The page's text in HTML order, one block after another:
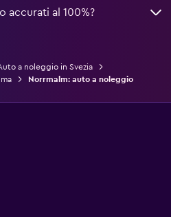
accurati al 100%?
a noleggio in Svezia
Norrmalm: auto a noleggio